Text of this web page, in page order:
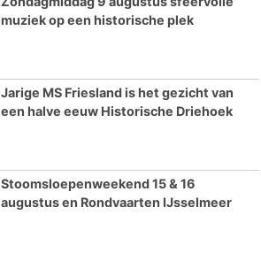
muziek op een historische plek
Jarige MS Friesland is het gezicht van
een halve eeuw Historische Driehoek
Stoomsloepenweekend 15 & 16
augustus en Rondvaarten IJsselmeer